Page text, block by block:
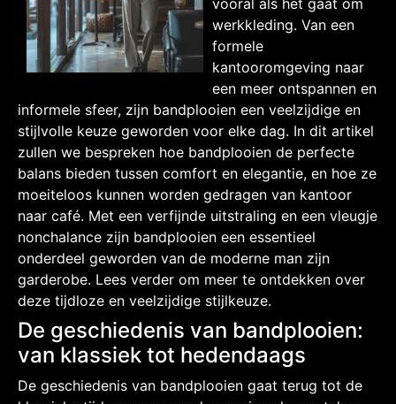
werkkleding. Van een
formele
kantooromgeving naar
een meer ontspannen en
informele sfeer, zijn bandplooien een veelzijdige en
stijlvolle keuze geworden voor elke dag. In dit artikel
zullen we bespreken hoe bandplooien de perfecte
balans bieden tussen comfort en elegantie, en hoe ze
moeiteloos kunnen worden gedragen van kantoor
naar café. Met een verfijnde uitstraling en een vleugje
nonchalance zijn bandplooien een essentieel
onderdeel geworden van de moderne man zijn
garderobe. Lees verder om meer te ontdekken over
deze tijdloze en veelzijdige stijlkeuze.
De geschiedenis van bandplooien:
van klassiek tot hedendaags
De geschiedenis van bandplooien gaat terug tot de